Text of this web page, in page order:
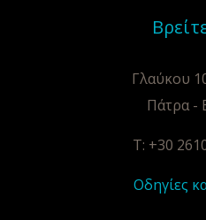
Γλαύκου
Πάτρα -
T: +30
Οδηγίες